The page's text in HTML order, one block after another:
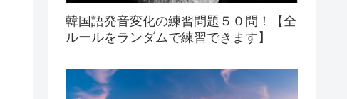
韓国語発音変化の練習問題５０問！【全
ルールをランダムで練習できます】